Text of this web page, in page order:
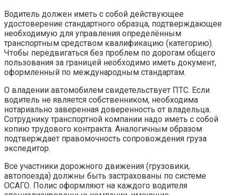
Водитель должен иметь с собой действующее
удостоверение стандартного образца, подтверждающее
необходимую для управления определённым
транспортным средством квалификацию (категорию).
Чтобы передвигаться без проблем по дорогам общего
пользования за границей необходимо иметь документ,
оформленный по международным стандартам.
О владении автомобилем свидетельствует ПТС. Если
водитель не является собственником, необходима
нотариально заверенная доверенность от владельца.
Сотруднику транспортной компании надо иметь с собой
копию трудового контракта. Аналогичным образом
подтверждает правомочность сопровождения груза
экспедитор.
Все участники дорожного движения (грузовики,
автопоезда) должны быть застрахованы по системе
ОСАГО. Полис оформляют на каждого водителя